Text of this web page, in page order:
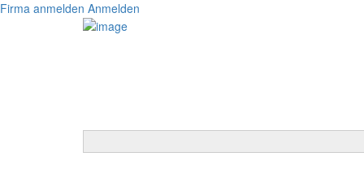
Firma anmelden Anmelden